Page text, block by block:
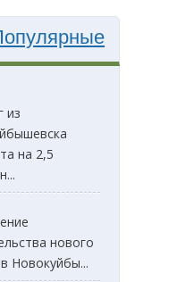
из
на 2,5
нового
Новокуйбы...